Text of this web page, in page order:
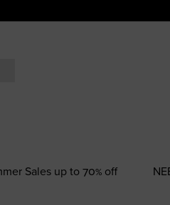
Sales up to 70% off